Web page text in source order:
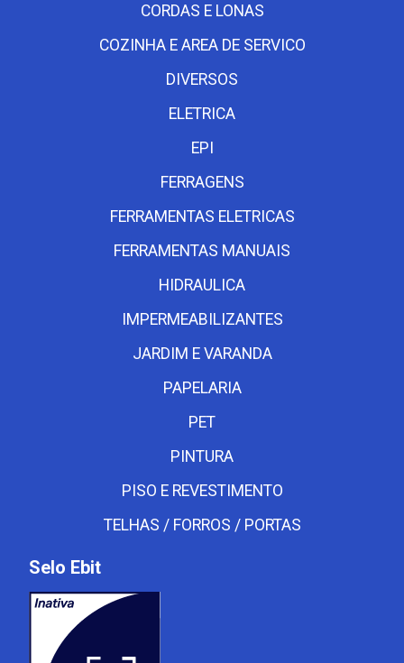
CORDAS E LONAS
COZINHA E AREA DE SERVICO
DIVERSOS
ELETRICA
EPI
FERRAGENS
FERRAMENTAS ELETRICAS
FERRAMENTAS MANUAIS
HIDRAULICA
IMPERMEABILIZANTES
JARDIM E VARANDA
PAPELARIA
PET
PINTURA
PISO E REVESTIMENTO
TELHAS / FORROS / PORTAS
Selo Ebit